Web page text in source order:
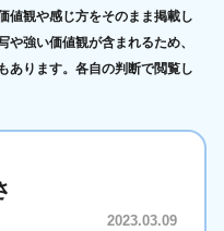
値観や感じ方をそのまま掲載し
強い価値観が含まれるため、
あります。各自の判断で閲覧し
2023.03.09